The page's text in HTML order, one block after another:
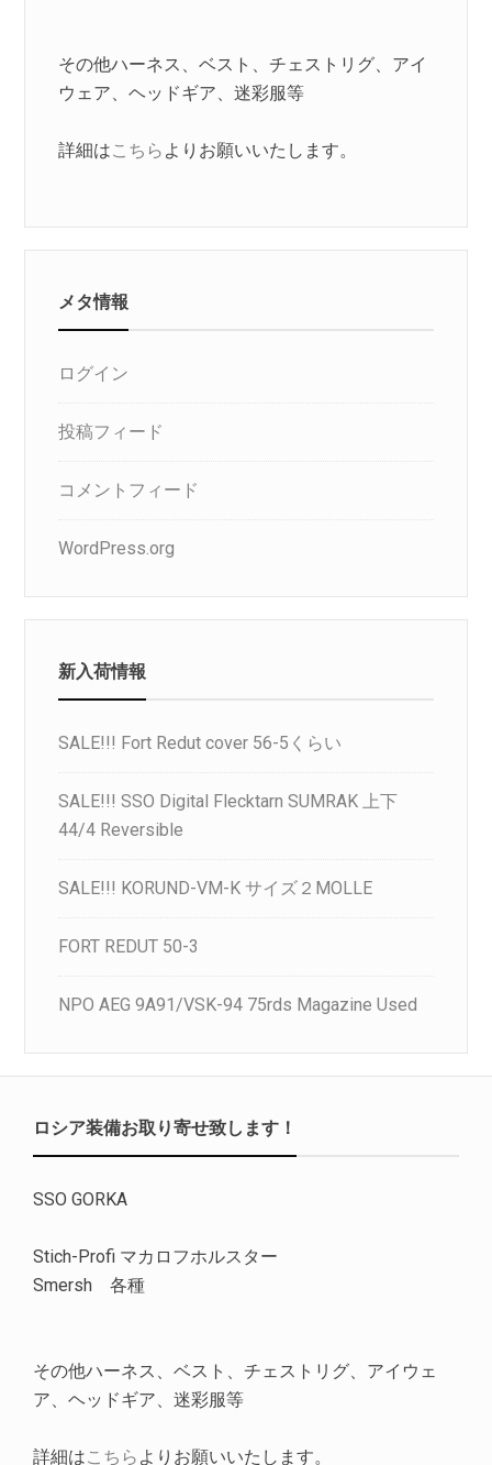
その他ハーネス、ベスト、チェストリグ、アイ
ウェア、ヘッドギア、迷彩服等
詳細はこちら よりお願いいたします。
メタ情報
ログイン
投稿フィード
コメントフィード
WordPress.org
新入荷情報
SALE!!! Fort Redut cover 56-5くらい
SALE!!! SSO Digital Flecktarn SUMRAK 上下
44/4 Reversible
SALE!!! KORUND-VM-K サイズ２MOLLE
FORT REDUT 50-3
NPO AEG 9A91/VSK-94 75rds Magazine Used
ロシア装備お取り寄せ致します！
SSO GORKA
Stich-Profi マカロフホルスター
Smersh 各種
その他ハーネス、ベスト、チェストリグ、アイウェ
ア、ヘッドギア、迷彩服等
詳細はこちら よりお願いいたします。